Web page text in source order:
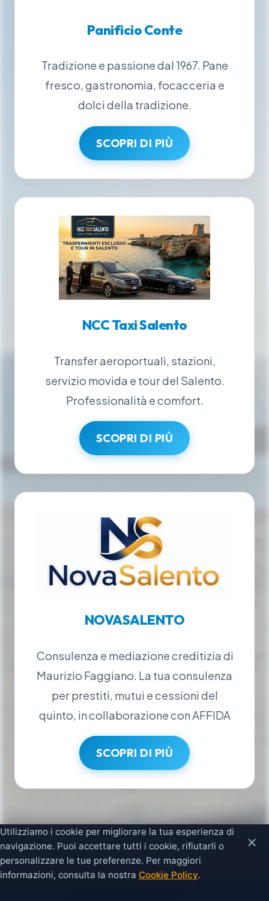
Panificio Conte
Tradizione e passione dal 1967. Pane
fresco, gastronomia, focacceria e
dolci della tradizione.
SCOPRI DI PIÙ
NCC Taxi Salento
Transfer aeroportuali, stazioni,
servizio movida e tour del Salento.
Professionalità e comfort.
SCOPRI DI PIÙ
NOVASALENTO
Consulenza e mediazione creditizia di
Maurizio Faggiano. La tua consulenza
per prestiti, mutui e cessioni del
quinto, in collaborazione con AFFIDA
SCOPRI DI PIÙ
×
Utilizziamo i cookie per migliorare la tua esperienza di
navigazione. Puoi accettare tutti i cookie, rifiutarli o
personalizzare le tue preferenze. Per maggiori
informazioni, consulta la nostra Cookie Policy.